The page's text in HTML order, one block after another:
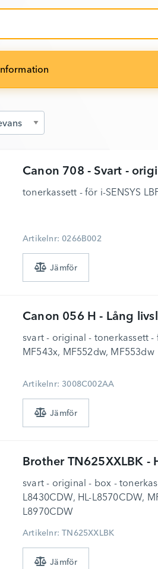
Information
Canon 708 - Svart -
tonerkassett - för i-SENSYS
Artikelnr: 0266B002
Canon 056 H - Lång
svart - original - tonerkassett -
MF543x, MF552dw, MF553dw
Artikelnr: 3008C002AA
Brother TN625XXLBK -
svart - original - box -
L8430CDW, HL-L8570CDW,
L8970CDW
Artikelnr: TN625XXLBK